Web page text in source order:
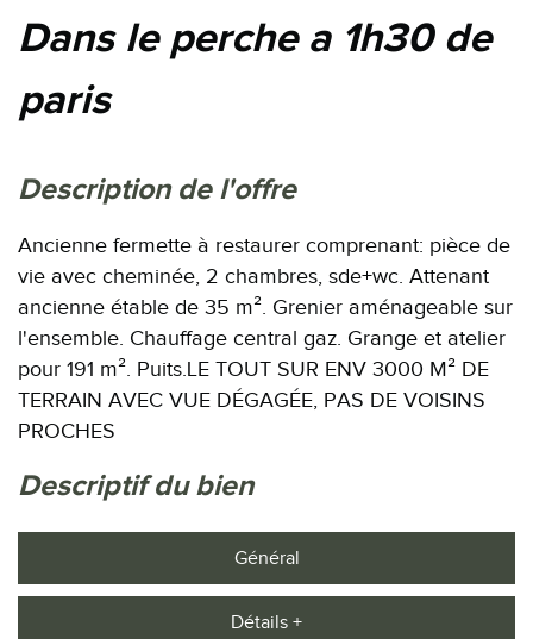
dans le perche a 1h30 de
paris
description de l'offre
Ancienne fermette à restaurer comprenant: pièce de
vie avec cheminée, 2 chambres, sde+wc. Attenant
ancienne étable de 35 m². Grenier aménageable sur
l'ensemble. Chauffage central gaz. Grange et atelier
pour 191 m². Puits.LE TOUT SUR ENV 3000 M² DE
TERRAIN AVEC VUE DÉGAGÉE, PAS DE VOISINS
PROCHES
descriptif du bien
Général
Détails +